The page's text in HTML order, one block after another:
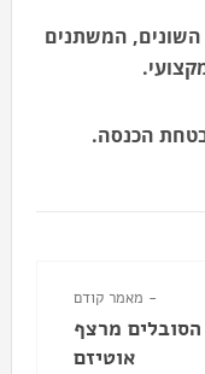
השונים, המשתנים
הכנסה.
- מאמר קודם
הסובלים מרצף
אוטיזם